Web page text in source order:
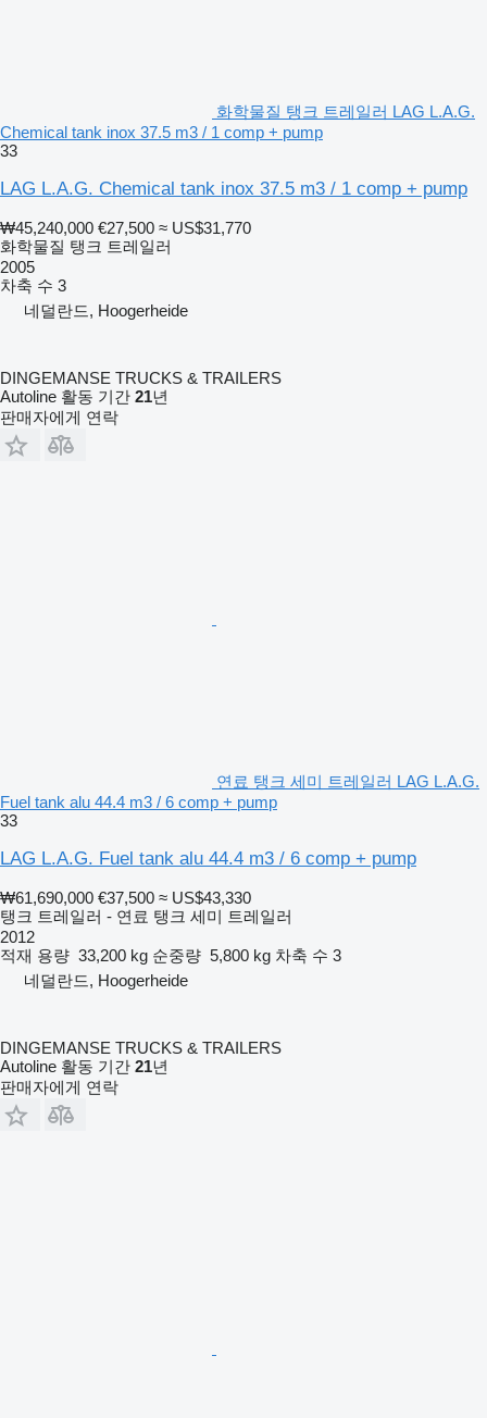
화학물질 탱크 트레일러 LAG L.A.G.
Chemical tank inox 37.5 m3 / 1 comp + pump
33
LAG L.A.G. Chemical tank inox 37.5 m3 / 1 comp + pump
₩45,240,000 €27,500 ≈ US$31,770
화학물질 탱크 트레일러
2005
차축 수 3
네덜란드, Hoogerheide
DINGEMANSE TRUCKS & TRAILERS
Autoline 활동 기간 21년
판매자에게 연락
연료 탱크 세미 트레일러 LAG L.A.G.
Fuel tank alu 44.4 m3 / 6 comp + pump
33
LAG L.A.G. Fuel tank alu 44.4 m3 / 6 comp + pump
₩61,690,000 €37,500 ≈ US$43,330
탱크 트레일러 - 연료 탱크 세미 트레일러
2012
적재 용량 33,200 kg 순중량 5,800 kg 차축 수 3
네덜란드, Hoogerheide
DINGEMANSE TRUCKS & TRAILERS
Autoline 활동 기간 21년
판매자에게 연락